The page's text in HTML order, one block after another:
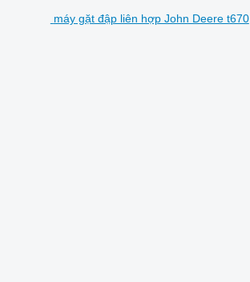
máy gặt đập liên hợp John Deere t670